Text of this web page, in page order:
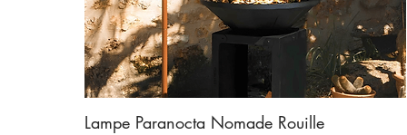
Aperçu rapide
Lampe Paranocta Nomade Rouille